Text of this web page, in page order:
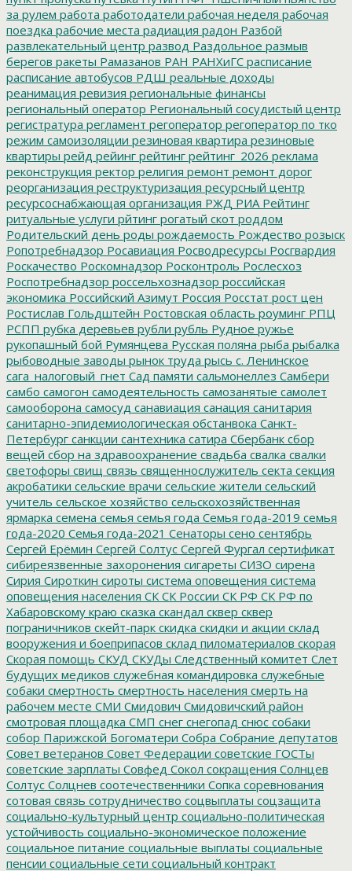
за рулем работа работодатели рабочая неделя рабочая
поездка рабочие места радиация радон Разбой
развлекательный центр развод Раздольное размыв
берегов ракеты Рамазанов РАН РАНХиГС расписание
расписание автобусов РДШ реальные доходы
реанимация ревизия региональные финансы
региональный оператор Региональный сосудистый центр
регистратура регламент регоператор регоператор по тко
режим самоизоляции резиновая квартира резиновые
квартиры рейд рейинг рейтинг рейтинг_2026 реклама
реконструкция ректор религия ремонт ремонт дорог
реорганизация реструктуризация ресурсный центр
ресурсоснабжающая организация РЖД РИА Рейтинг
ритуальные услуги рйтинг рогатый скот роддом
Родительский день роды рождаемость Рождество розыск
Ропотребнадзор Росавиация Росводресурсы Росгвардия
Роскачество Роскомнадзор Росконтроль Рослесхоз
Роспотребнадзор россельхознадзор российская
экономика Российский Азимут Россия Росстат рост цен
Ростислав Гольдштейн Ростовская область роуминг РПЦ
РСПП рубка деревьев рубли рубль Рудное ружье
рукопашный бой Румянцева Русская поляна рыба рыбалка
рыбоводные заводы рынок труда рысь с. Ленинское
сага_налоговый_гнет Сад памяти сальмонеллез Самбери
самбо самогон самодеятельность самозанятые самолет
самооборона самосуд санавиация санация санитария
санитарно-эпидемиологическая обстанвока Санкт-
Петербург санкции сантехника сатира Сбербанк сбор
вещей сбор на здравоохранение свадьба свалка свалки
светофоры свищ связь священнослужитель секта секция
акробатики сельские врачи сельские жители сельский
учитель сельское хозяйство сельскохозяйственная
ярмарка семена семья семья года Семья года-2019 семья
года-2020 Семья года-2021 Сенаторы сено сентябрь
Сергей Ерёмин Сергей Солтус Сергей Фургал сертификат
сибиреязвенные захоронения сигареты СИЗО сирена
Сирия Сироткин сироты система оповещения система
оповещения населения СК СК России СК РФ СК РФ по
Хабаровскому краю сказка скандал сквер сквер
пограничников скейт-парк скидка скидки и акции склад
вооружения и боеприпасов склад пиломатериалов скорая
Скорая помощь СКУД СКУДы Следственный комитет Слет
будущих медиков служебная командировка служебные
собаки смертность смертность населения смерть на
рабочем месте СМИ Смидович Смидовичский район
смотровая площадка СМП снег снегопад снюс собаки
собор Парижской Богоматери Собра Собрание депутатов
Совет ветеранов Совет Федерации советские ГОСТы
советские зарплаты Совфед Сокол сокращения Солнцев
Солтус Солцнев соотечественники Сопка соревнования
сотовая связь сотрудничество соцвыплаты соцзащита
социально-культурный центр социально-политическая
устойчивость социально-экономическое положение
социальное питание социальные выплаты социальные
пенсии социальные сети социальный контракт